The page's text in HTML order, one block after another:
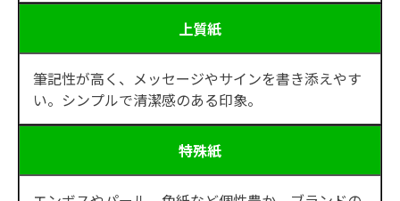
上質紙
筆記性が高く、メッセージやサインを書き添えやす
い。シンプルで清潔感のある印象。
特殊紙